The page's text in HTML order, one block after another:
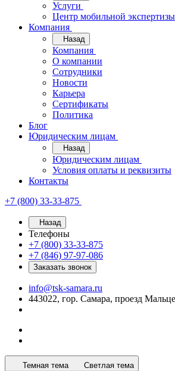
Услуги
Центр мобильной экспертизы
Компания
Назад
Компания
О компании
Сотрудники
Новости
Карьера
Сертификаты
Политика
Блог
Юридическим лицам
Назад
Юридическим лицам
Условия оплаты и реквизиты
Контакты
+7 (800) 33-33-875
Назад
Телефоны
+7 (800) 33-33-875
+7 (846) 97-97-086
Заказать звонок
info@tsk-samara.ru
443022, гор. Самара, проезд
Темная тема Светлая тема